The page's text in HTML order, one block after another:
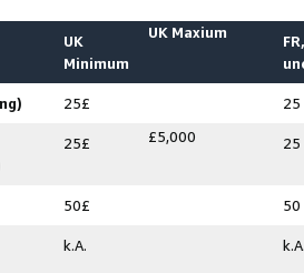
UK
Minimum
UK Maxium
25£ 25
25£ £5,000 25
50£ 50
k.A.